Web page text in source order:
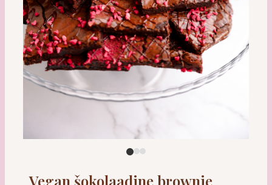
Vegan šokolaadine brownie